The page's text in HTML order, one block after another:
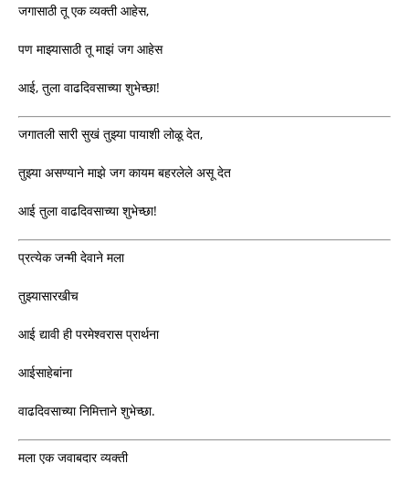
जगासाठी तू एक व्यक्ती आहेस,
पण माझ्यासाठी तू माझं जग आहेस
आई, तुला वाढदिवसाच्या शुभेच्छा!
जगातली सारी सुखं तुझ्या पायाशी लोळू देत,
तुझ्या असण्याने माझे जग कायम बहरलेले असू देत
आई तुला वाढदिवसाच्या शुभेच्छा!
प्रत्येक जन्मी देवाने मला
तुझ्यासारखीच
आई द्यावी ही परमेश्वरास प्रार्थना
आईसाहेबांना
वाढदिवसाच्या निमित्ताने शुभेच्छा.
मला एक जवाबदार व्यक्ती